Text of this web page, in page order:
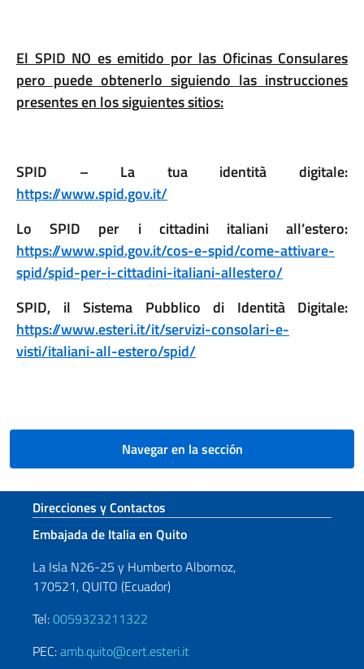
El SPID NO es emitido por las Oficinas Consulares
pero puede obtenerlo siguiendo las instrucciones
presentes en los siguientes sitios:
SPID – La tua identità digitale:
https://www.spid.gov.it/
Lo SPID per i cittadini italiani all’estero:
https://www.spid.gov.it/cos-e-spid/come-attivare-
spid/spid-per-i-cittadini-italiani-allestero/
SPID, il Sistema Pubblico di Identità Digitale:
https://www.esteri.it/it/servizi-consolari-e-
visti/italiani-all-estero/spid/
Navegar en la sección
Sezione footer
Direcciones y Contactos
Embajada de Italia en Quito
La Isla N26-25 y Humberto Albornoz,
170521, QUITO (Ecuador)
Tel:0059323211322
PEC:amb.quito@cert.esteri.it